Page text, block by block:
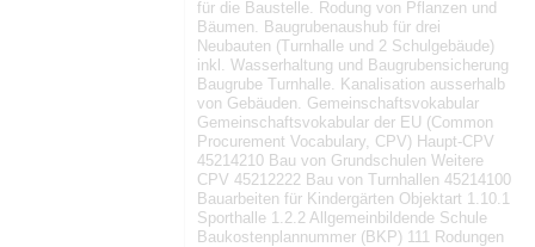
für die Baustelle. Rodung von Pflanzen und
Bäumen. Baugrubenaushub für drei
Neubauten (Turnhalle und 2 Schulgebäude)
inkl. Wasserhaltung und Baugrubensicherung
Baugrube Turnhalle. Kanalisation ausserhalb
von Gebäuden. Gemeinschaftsvokabular
Gemeinschaftsvokabular der EU (Common
Procurement Vocabulary, CPV) Haupt-CPV
45214210 Bau von Grundschulen Weitere
CPV 45212222 Bau von Turnhallen 45214100
Bauarbeiten für Kindergärten Objektart 1.10.1
Sporthalle 1.2.2 Allgemeinbildende Schule
Baukostenplannummer (BKP) 111 Rodungen